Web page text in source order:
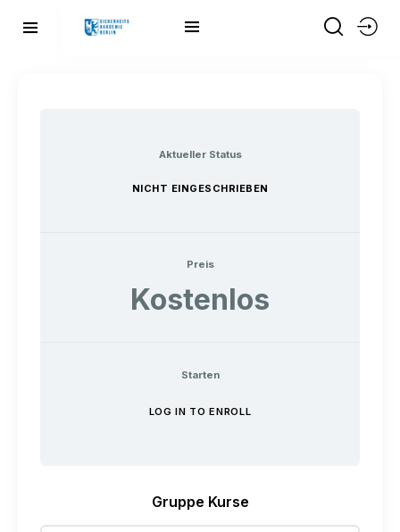
Aktueller Status
NICHT EINGESCHRIEBEN
Preis
Kostenlos
Starten
LOG IN TO ENROLL
Gruppe Kurse